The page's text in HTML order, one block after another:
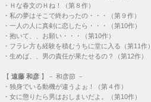
・ Ｈな春文のＨね！（第８作）
・ 私の夢はそこで終わったの・・・（第９作）
・ 一人の人に真剣に恋したら・・・（第10作）
・ 抱いて、、お願い・・・（第10作）
・ フラレ方も経験を積むうちに堂に入る（第11作）
・ 生めば、、男の責任が果たせるの？（第12作）
【 遠藤 和彦 】－ 和彦節 －
・ 独身でいる動機が違うよぉ！（第４作）
・ 女に懲りたら男はおしまいだよ。（第10作）